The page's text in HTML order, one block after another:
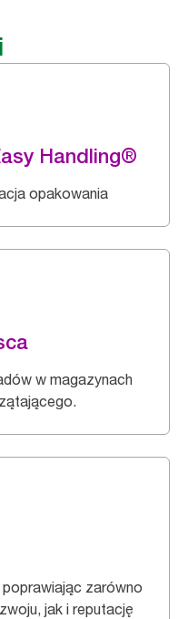
Handling®
opakowania
w magazynach
zarówno
jak i reputację